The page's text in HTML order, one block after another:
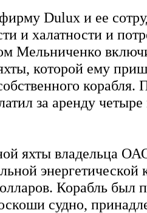
Dulux и ее
и халатности и
Мельниченко
которой ему
за аренду
яхты владельца
энергетической
Корабль был
судно,